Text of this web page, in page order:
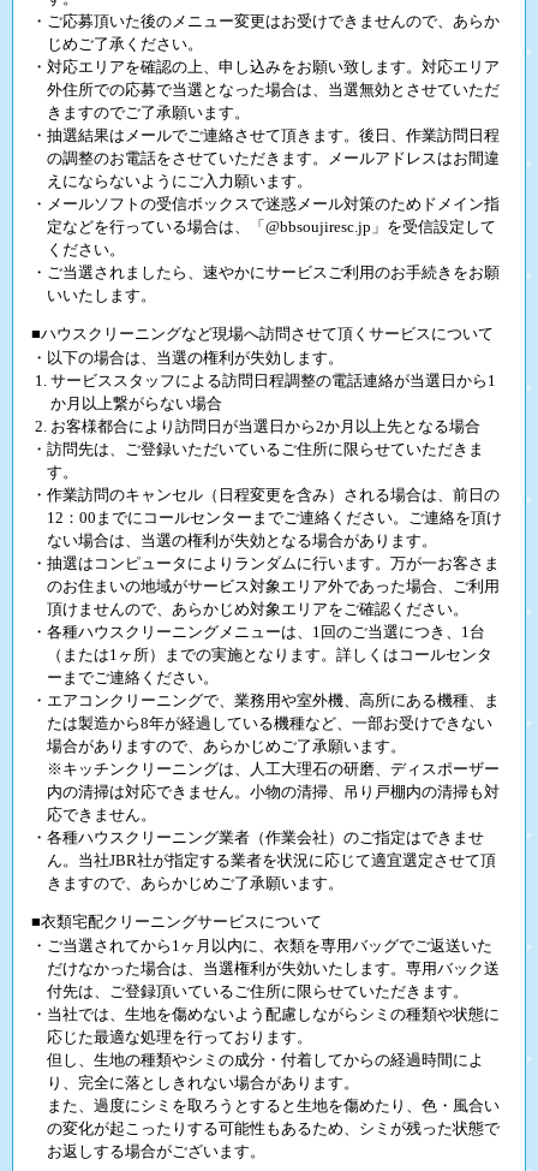
・ご応募頂いた後のメニュー変更はお受けできませんので、あらか
じめご了承ください。
・対応エリアを確認の上、申し込みをお願い致します。対応エリア
外住所での応募で当選となった場合は、当選無効とさせていただ
きますのでご了承願います。
・抽選結果はメールでご連絡させて頂きます。後日、作業訪問日程
の調整のお電話をさせていただきます。メールアドレスはお間違
えにならないようにご入力願います。
・メールソフトの受信ボックスで迷惑メール対策のためドメイン指
定などを行っている場合は、「@bbsoujiresc.jp」を受信設定して
ください。
・ご当選されましたら、速やかにサービスご利用のお手続きをお願
いいたします。
■ハウスクリーニングなど現場へ訪問させて頂くサービスについて
・以下の場合は、当選の権利が失効します。
サービススタッフによる訪問日程調整の電話連絡が当選日から1
か月以上繋がらない場合
お客様都合により訪問日が当選日から2か月以上先となる場合
・訪問先は、ご登録いただいているご住所に限らせていただきま
す。
・作業訪問のキャンセル（日程変更を含み）される場合は、前日の
12：00までにコールセンターまでご連絡ください。ご連絡を頂け
ない場合は、当選の権利が失効となる場合があります。
・抽選はコンピュータによりランダムに行います。万が一お客さま
のお住まいの地域がサービス対象エリア外であった場合、ご利用
頂けませんので、あらかじめ対象エリアをご確認ください。
・各種ハウスクリーニングメニューは、1回のご当選につき、1台
（または1ヶ所）までの実施となります。詳しくはコールセンタ
ーまでご連絡ください。
・エアコンクリーニングで、業務用や室外機、高所にある機種、ま
たは製造から8年が経過している機種など、一部お受けできない
場合がありますので、あらかじめご了承願います。
※キッチンクリーニングは、人工大理石の研磨、ディスポーザー
内の清掃は対応できません。小物の清掃、吊り戸棚内の清掃も対
応できません。
・各種ハウスクリーニング業者（作業会社）のご指定はできませ
ん。当社JBR社が指定する業者を状況に応じて適宜選定させて頂
きますので、あらかじめご了承願います。
■衣類宅配クリーニングサービスについて
・ご当選されてから1ヶ月以内に、衣類を専用バッグでご返送いた
だけなかった場合は、当選権利が失効いたします。専用バック送
付先は、ご登録頂いているご住所に限らせていただきます。
・当社では、生地を傷めないよう配慮しながらシミの種類や状態に
応じた最適な処理を行っております。
但し、生地の種類やシミの成分・付着してからの経過時間によ
り、完全に落としきれない場合があります。
また、過度にシミを取ろうとすると生地を傷めたり、色・風合い
の変化が起こったりする可能性もあるため、シミが残った状態で
お返しする場合がございます。